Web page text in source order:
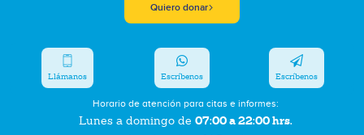
Quiero donar
Horario de atención para citas e informes:
Lunes a domingo de 07:00 a 22:00 hrs.
Llámanos Escríbenos Escríbenos